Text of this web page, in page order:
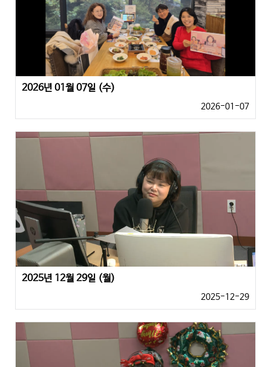
2026년 01월 07일 (수)
2026-01-07
2025년 12월 29일 (월)
2025-12-29